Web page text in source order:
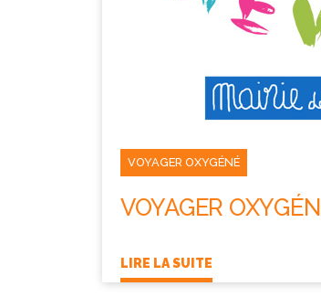
VOYAGER OXYGÉNÉ
VOYAGER
LIRE LA SUITE